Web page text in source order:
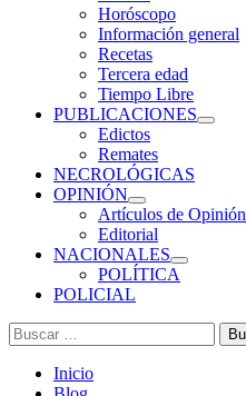
Horóscopo
Información general
Recetas
Tercera edad
Tiempo Libre
PUBLICACIONES
Edictos
Remates
NECROLÓGICAS
OPINIÓN
Artículos de Opinión
Editorial
NACIONALES
POLÍTICA
POLICIAL
Buscar:
Inicio